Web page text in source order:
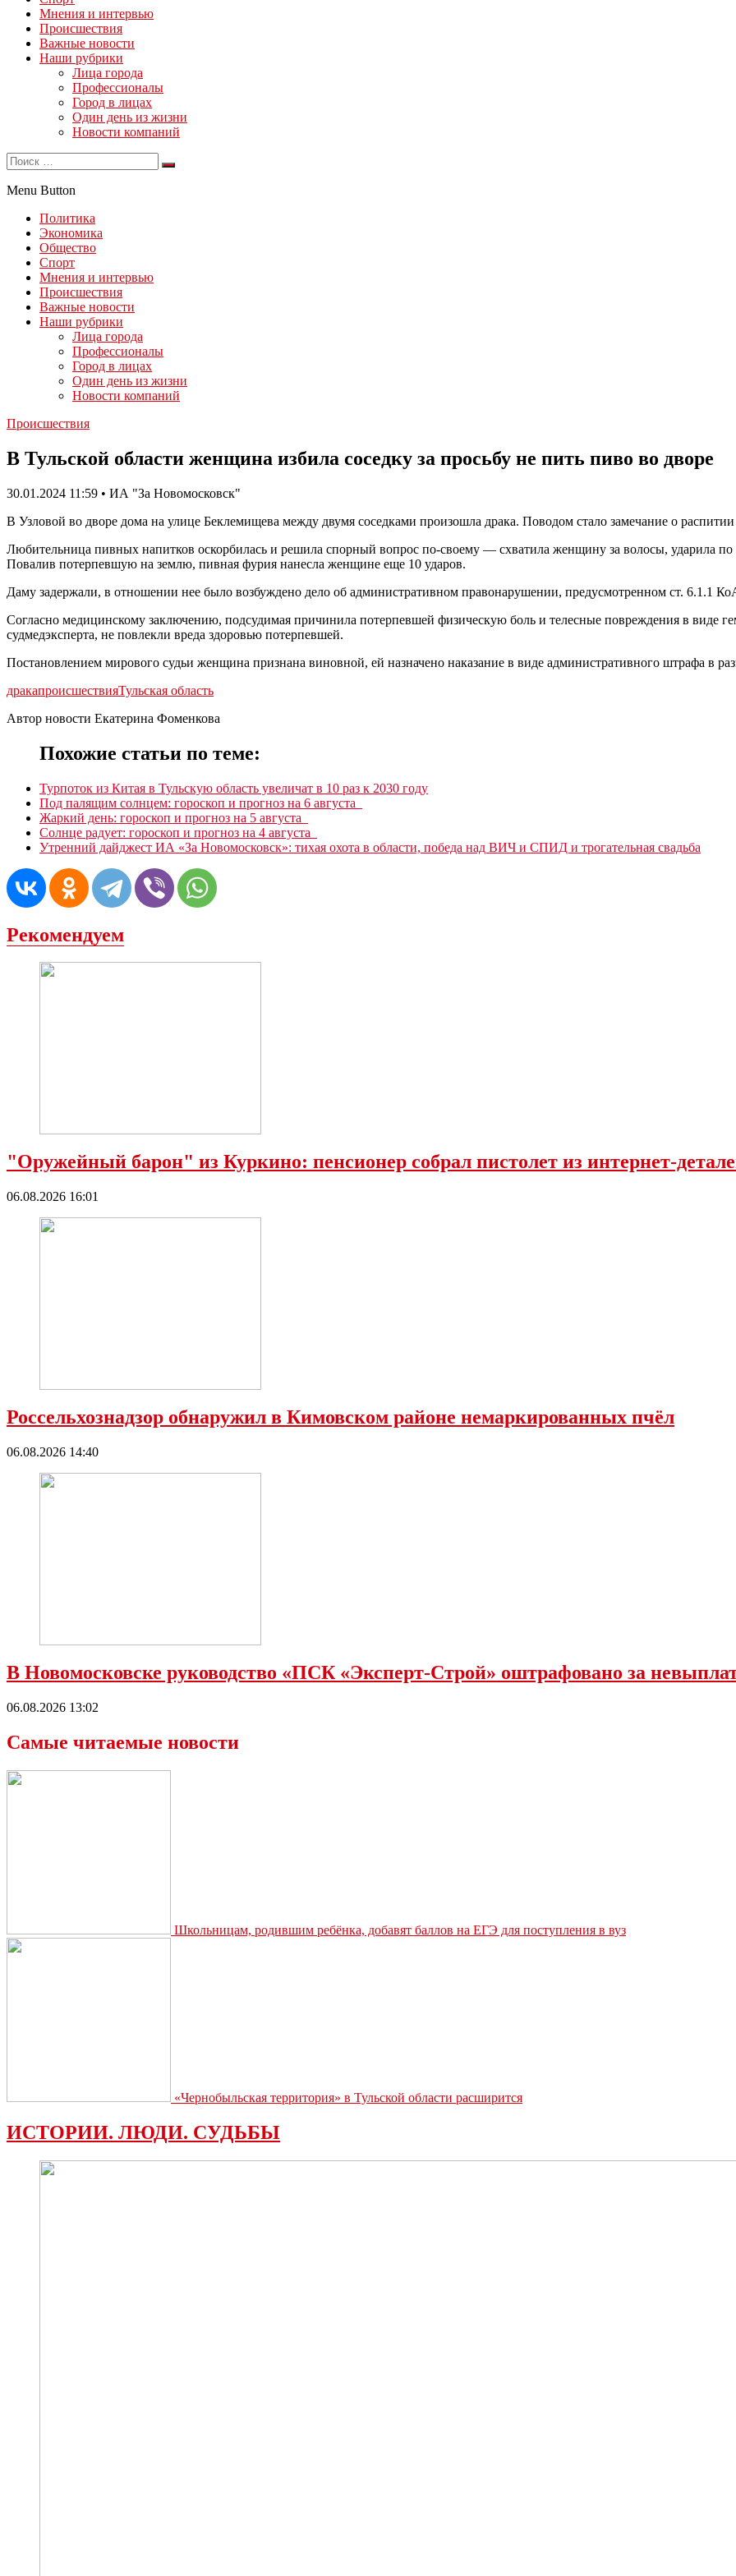
Мнения и интервью
Происшествия
Важные новости
Наши рубрики
Лица города
Профессионалы
Город в лицах
Один день из жизни
Новости компаний
Menu Button
Политика
Экономика
Общество
Спорт
Мнения и интервью
Происшествия
Важные новости
Наши рубрики
Лица города
Профессионалы
Город в лицах
Один день из жизни
Новости компаний
Происшествия
В Тульской области женщина избила соседку за просьбу не пить пиво во дворе
30.01.2024 11:59 • ИА "За Новомосковск"
В Узловой во дворе дома на улице Беклемищева между двумя соседками произошла драка. Поводом стало замечание о
Любительница пивных напитков оскорбилась и решила спорный вопрос по-своему — схватила женщину за волосы, ударила
Повалив потерпевшую на землю, пивная фурия нанесла женщине еще 10 ударов.
Даму задержали, в отношении нее было возбуждено дело об административном правонарушении, предусмотренном ст. 6.1.1
Согласно медицинскому заключению, подсудимая причинила потерпевшей физическую боль и телесные повреждения в виде
судмедэксперта, не повлекли вреда здоровью потерпевшей.
Постановлением мирового судьи женщина признана виновной, ей назначено наказание в виде административного штрафа в
дракапроисшествияТульская область
Автор новости Екатерина Фоменкова
Похожие статьи по теме:
Турпоток из Китая в Тульскую область увеличат в 10 раз к 2030 году
Под палящим солнцем: гороскоп и прогноз на 6 августа
Жаркий день: гороскоп и прогноз на 5 августа
Солнце радует: гороскоп и прогноз на 4 августа
Утренний дайджест ИА «За Новомосковск»: тихая охота в области, победа над ВИЧ и СПИД и трогательная свадьба
Рекомендуем
"Оружейный барон" из Куркино: пенсионер собрал пистолет из интернет-
06.08.2026 16:01
Россельхознадзор обнаружил в Кимовском районе немаркированных пчёл
06.08.2026 14:40
В Новомосковске руководство «ПСК «Эксперт-Строй» оштрафовано за
06.08.2026 13:02
Самые читаемые новости
Школьницам, родившим ребёнка, добавят баллов на ЕГЭ для поступления в вуз
«Чернобыльская территория» в Тульской области расширится
ИСТОРИИ. ЛЮДИ. СУДЬБЫ